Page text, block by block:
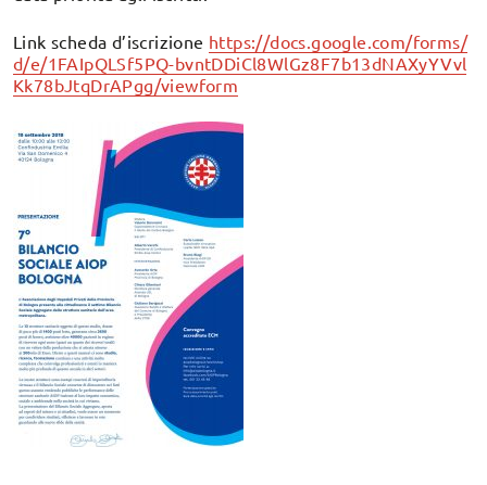
Link scheda d’iscrizione https://docs.google.com/forms/
d/e/1FAIpQLSf5PQ-bvntDDiCl8WlGz8F7b13dNAXyYVvl
Kk78bJtqDrAPgg/viewform